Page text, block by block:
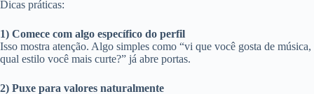
Dicas práticas:
1) Comece com algo específico do perfil
Isso mostra atenção. Algo simples como “vi que você gosta de música,
qual estilo você mais curte?” já abre portas.
2) Puxe para valores naturalmente